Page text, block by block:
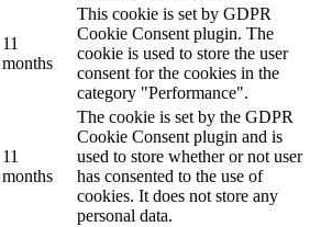
11
months
This cookie is set by GDPR
Cookie Consent plugin. The
cookie is used to store the user
consent for the cookies in the
category "Performance".
11
months
The cookie is set by the GDPR
Cookie Consent plugin and is
used to store whether or not user
has consented to the use of
cookies. It does not store any
personal data.